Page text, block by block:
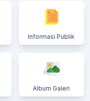
Informasi Publik
Album Galeri